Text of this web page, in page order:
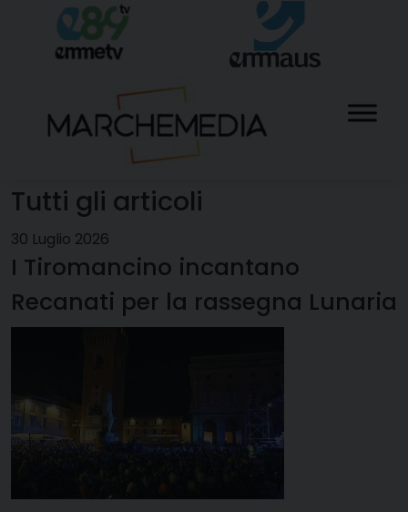
content
Tutti gli articoli
30 Luglio 2026
I Tiromancino incantano
Recanati per la rassegna Lunaria